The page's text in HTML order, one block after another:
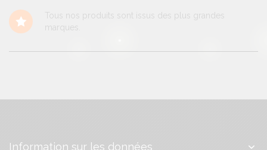
Tous nos produits sont issus des plus grandes
marques.
Information sur les données